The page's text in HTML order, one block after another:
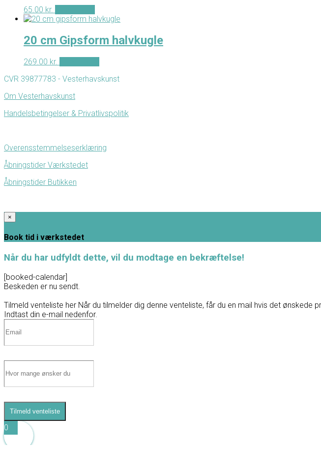
65.00 kr.
20 cm Gipsform halvkugle
269.00 kr.
CVR 39877783 - Vesterhavskunst
Om Vesterhavskunst
Handelsbetingelser & Privatlivspolitik
Overensstemmelseserklæring
Åbningstider Værkstedet
Åbningstider Butikken
×
Book tid i værkstedet
Når du har udfyldt dette, vil du modtage en bekræftelse!
[booked-calendar]
Beskeden er nu sendt.
Tilmeld venteliste her Når du tilmelder dig denne venteliste, får du en mail hvis det ønskede
Indtast din e-mail nedenfor.
Tilmeld venteliste
0